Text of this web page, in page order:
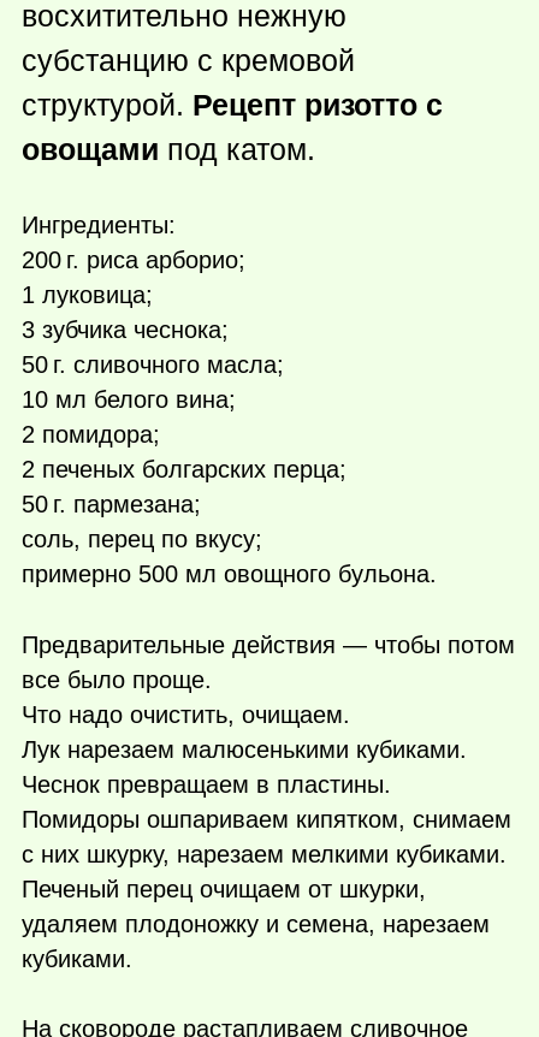
восхитительно нежную
субстанцию с кремовой
структурой. Рецепт ризотто с
овощами под катом.
Ингредиенты:
200 г. риса арборио;
1 луковица;
3 зубчика чеснока;
50 г. сливочного масла;
10 мл белого вина;
2 помидора;
2 печеных болгарских перца;
50 г. пармезана;
соль, перец по вкусу;
примерно 500 мл овощного бульона.
Предварительные действия — чтобы потом
все было проще.
Что надо очистить, очищаем.
Лук нарезаем малюсенькими кубиками.
Чеснок превращаем в пластины.
Помидоры ошпариваем кипятком, снимаем
с них шкурку, нарезаем мелкими кубиками.
Печеный перец очищаем от шкурки,
удаляем плодоножку и семена, нарезаем
кубиками.
На сковороде растапливаем сливочное